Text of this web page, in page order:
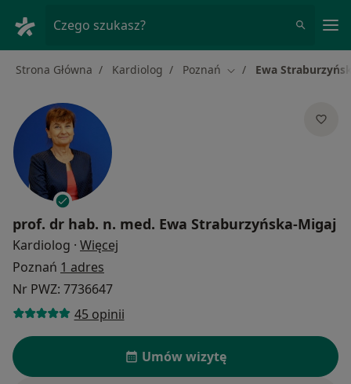
Czego szukasz?
Strona Główna Kardiolog Poznań Zmień miasto
Ewa
prof. dr hab. n. med. Ewa Straburzyńska-Migaj
Kardiolog · Więcej
Poznań 1 adres
Nr PWZ: 7736647
45 opinii
Umów wizytę